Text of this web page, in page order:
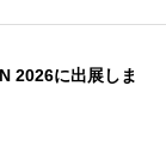
2026に出展しま